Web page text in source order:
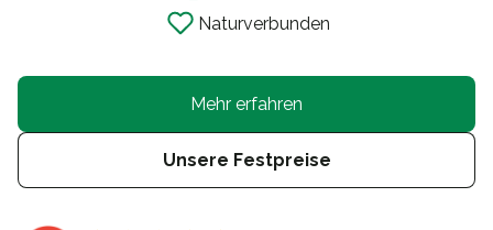
Naturverbunden
Mehr erfahren
Unsere Festpreise